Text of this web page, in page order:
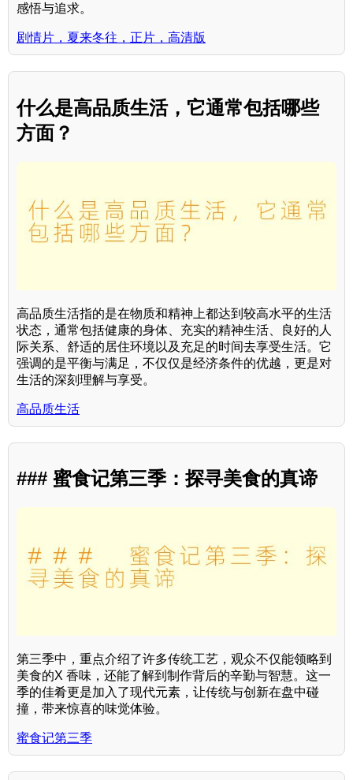
感悟与追求。
剧情片，夏来冬往，正片，高清版
什么是高品质生活，它通常包括哪些
方面？
高品质生活指的是在物质和精神上都达到较高水平的生活
状态，通常包括健康的身体、充实的精神生活、良好的人
际关系、舒适的居住环境以及充足的时间去享受生活。它
强调的是平衡与满足，不仅仅是经济条件的优越，更是对
生活的深刻理解与享受。
高品质生活
### 蜜食记第三季：探寻美食的真谛
第三季中，重点介绍了许多传统工艺，观众不仅能领略到
美食的X 香味，还能了解到制作背后的辛勤与智慧。这一
季的佳肴更是加入了现代元素，让传统与创新在盘中碰
撞，带来惊喜的味觉体验。
蜜食记第三季